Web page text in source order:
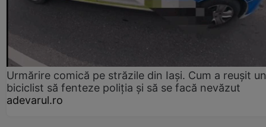
Urmărire comică pe străzile din Iași. Cum a reușit un
biciclist să fenteze poliția și să se facă nevăzut
adevarul.ro